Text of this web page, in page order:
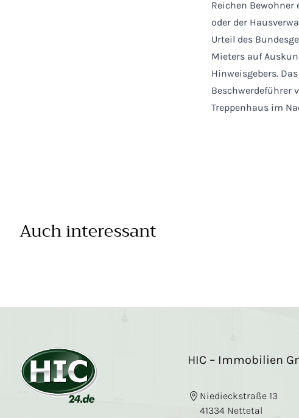
Reichen
oder der
Urteil des
Mieters auf
Hinweisgebers.
Beschwerdeführer
Treppenhaus im
Auch interessant
HIC – Immobilien
Niedieckstraße 13
41334 Nettetal